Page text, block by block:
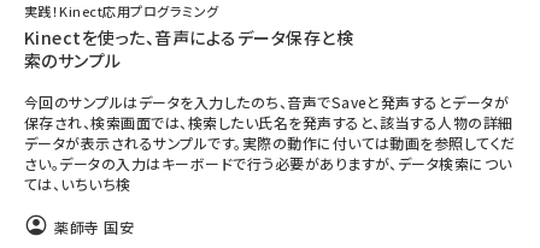
実践！Kinect応用プログラミング
Kinectを使った、音声によるデータ保存と検
索のサンプル
今回のサンプルはデータを入力したのち、音声でSaveと発声するとデータが
保存され、検索画面では、検索したい氏名を発声すると、該当する人物の詳細
データが表示されるサンプルです。実際の動作に付いては動画を参照してくだ
さい。データの入力はキーボードで行う必要がありますが、データ検索につい
ては、いちいち検
薬師寺 国安